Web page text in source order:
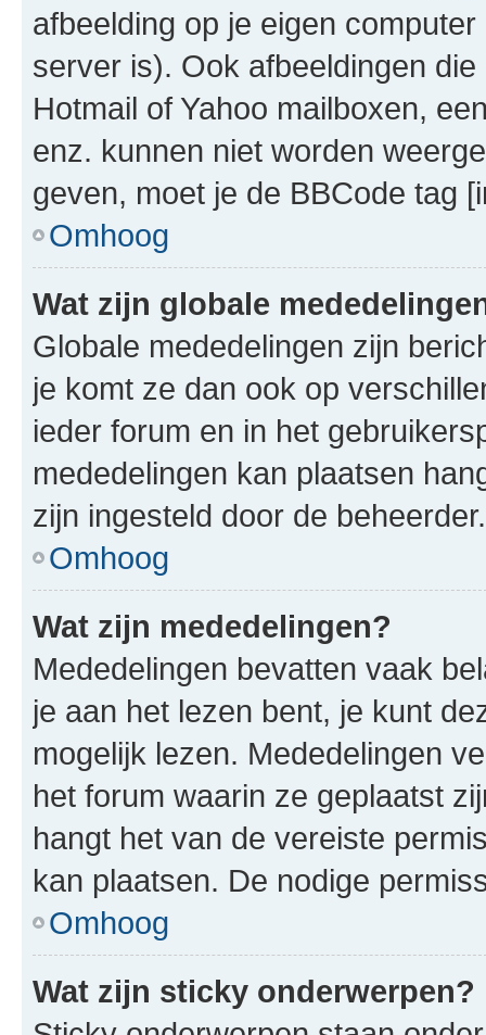
afbeelding op je eigen
server is). Ook afbeeldingen
Hotmail of Yahoo mailboxen,
enz. kunnen niet worden
geven, moet je de BBCode tag
Omhoog
Wat zijn globale
Globale mededelingen zijn
je komt ze dan ook op
ieder forum en in het
mededelingen kan plaatsen
zijn ingesteld door de beheerder.
Omhoog
Wat zijn mededelingen?
Mededelingen bevatten vaak
je aan het lezen bent, je kunt
mogelijk lezen. Mededelingen
het forum waarin ze geplaatst
hangt het van de vereiste
kan plaatsen. De nodige
Omhoog
Wat zijn sticky onderwerpen?